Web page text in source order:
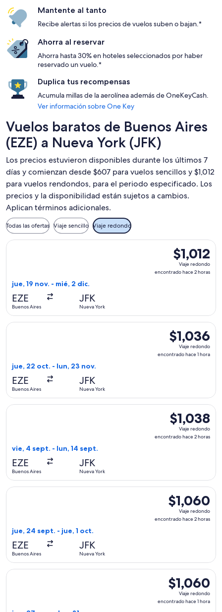
Mantente al tanto
Recibe alertas si los precios de vuelos suben o bajan.*
Ahorra al reservar
Ahorra hasta 30% en hoteles seleccionados por haber
reservado un vuelo.*
Duplica tus recompensas
Acumula millas de la aerolínea además de OneKeyCash.
Ver información sobre One Key
Vuelos baratos de Buenos Aires
(EZE) a Nueva York (JFK)
Los precios estuvieron disponibles durante los últimos 7
días y comienzan desde $607 para vuelos sencillos y $1,012
para vuelos rendondos, para el periodo especificado. Los
precios y la disponibilidad están sujetos a cambios.
Aplican términos adicionales.
Todas las ofertas Viaje sencillo Viaje redondo
$1,012
Viaje
redondo,
$1,012
Viaje redondo
encontrado hace 2 horas
jue, 19 nov. - mié, 2 dic.
EZE
Buenos Aires
JFK
Nueva York
Seleccionar vuelo de Copa, con salida el jue, 19 nov.
$1,036
Viaje
redondo,
$1,036
Viaje redondo
encontrado hace 1 hora
jue, 22 oct. - lun, 23 nov.
EZE
Buenos Aires
JFK
Nueva York
Seleccionar vuelo de Copa, con salida el jue, 22 oct. desde
$1,038
Viaje
redondo,
$1,038
Viaje redondo
encontrado hace 2 horas
vie, 4 sept. - lun, 14 sept.
EZE
Buenos Aires
JFK
Nueva York
Seleccionar vuelo de Copa, con salida el vie, 4 sept. desde
$1,060
Viaje
redondo,
$1,060
Viaje redondo
encontrado hace 2 horas
jue, 24 sept. - jue, 1 oct.
EZE
Buenos Aires
JFK
Nueva York
Seleccionar vuelo de Copa, con salida el jue, 24 sept.
$1,060
Viaje
redondo,
$1,060
Viaje redondo
encontrado hace 1 hora
Seleccionar vuelo de avianca, con salida el jue, 27 ago.